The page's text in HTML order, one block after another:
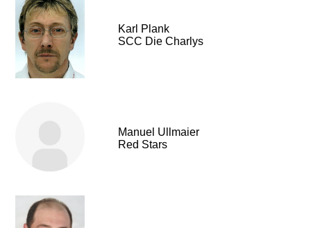
Karl Plank
SCC Die Charlys
Manuel Ullmaier
Red Stars